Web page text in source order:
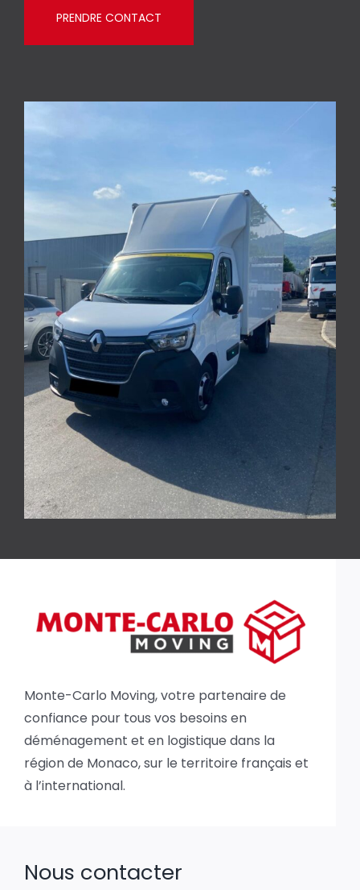
PRENDRE CONTACT
Monte-Carlo Moving, votre partenaire de
confiance pour tous vos besoins en
déménagement et en logistique dans la
région de Monaco, sur le territoire français et
à l’international.
Nous contacter